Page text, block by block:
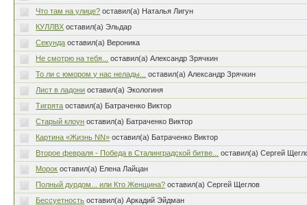
Что там на улице? оставил(а) Наталья Лигун
КУЛЛВХ оставил(а) Эльдар
Cекунда оставил(а) Вероника
Не смотрю на тебя...
оставил(а) Александр Зрячкин
То ли с юмором у нас нелады...
оставил(а) Александр Зрячкин
Лист в ладони оставил(а) Экологиня
Тигрята оставил(а) Батраченко Виктор
Старый клоун оставил(а) Батраченко Виктор
Картина «Жизнь NN» оставил(а) Батраченко Виктор
Второе февраля - Победа в Сталинградской битве...
оставил(а) Сергей
Морок оставил(а) Елена Лайцан
Полный дурдом... или Кто Женщина? оставил(а) Сергей Щеглов
Бессуетность оставил(а) Аркадий Эйдман